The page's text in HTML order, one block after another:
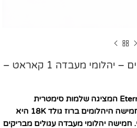
טבעת חמישה יהלומים – יהלומי מעבדה 1 קאראט –
מקולקציית Eternal Harmony המציגה שלמות סימטרית
ואלגנטיות נצחית, טבעת חמישה היהלומים ברוז גולד 18K היא
חמישה יהלומי מעבדה עגולים מבריקים